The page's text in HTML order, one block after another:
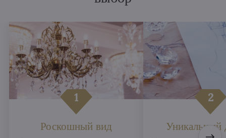
Роскошный вид Уникальный